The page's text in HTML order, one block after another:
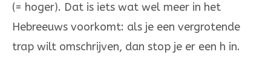
(= hoger). Dat is iets wat wel meer in het
Hebreeuws voorkomt: als je een ver­grotende
trap wilt omschrijven, dan stop je er een h in.